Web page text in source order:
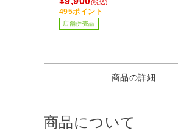
(税込)
495ポイント
店舗併売品
商品の詳細
商品について